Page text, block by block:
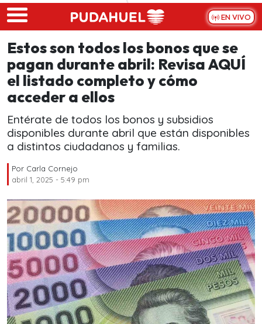
Skip to main content
EN VIVO
Estos son todos los bonos que se
pagan durante abril: Revisa AQUÍ
el listado completo y cómo
acceder a ellos
Entérate de todos los bonos y subsidios
disponibles durante abril que están disponibles
a distintos ciudadanos y familias.
Por Carla Cornejo
abril 1, 2025 - 5:49 pm